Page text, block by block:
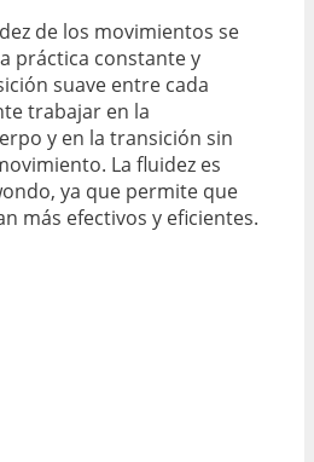
de los movimientos se
práctica constante y
suave entre cada
trabajar en la
y en la transición sin
La fluidez es
ya que permite que
más efectivos y eficientes.